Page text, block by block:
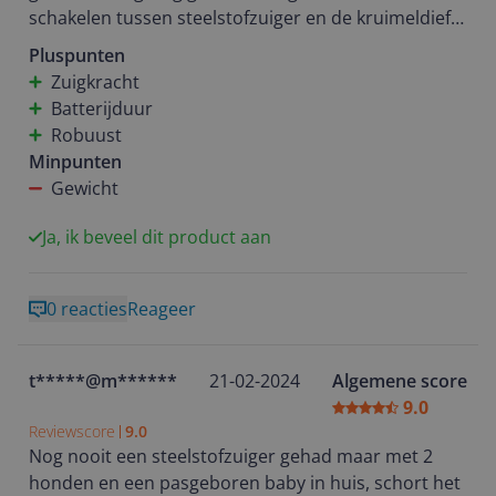
schakelen tussen steelstofzuiger en de kruimeldief
variant. In een handomdraai schakel je tussen de
varianten. De stofzuiger ligt lekker in de hand en je
pakt hem even snel om het huis weer stofvrij te
maken. Op de stofzuiger is gemakkelijk te zien hoe
vol de batterij is. De batterij gaat lekker lang mee en
je kan met gemak het gehele huis stofzuigen. Verder
hoeveel stof je al opgezogen hebt. Oftewel je ziet
Pluspunten
Zuigkracht
Batterijduur
Robuust
Minpunten
Gewicht
Ja, ik beveel dit product aan
0 reactiesReageer
t*****@m****** 21-02-2024
Algemene score
9.0
Reviewscore 9.0
Nog nooit een steelstofzuiger gehad maar met 2
honden en een pasgeboren baby in huis, schort het